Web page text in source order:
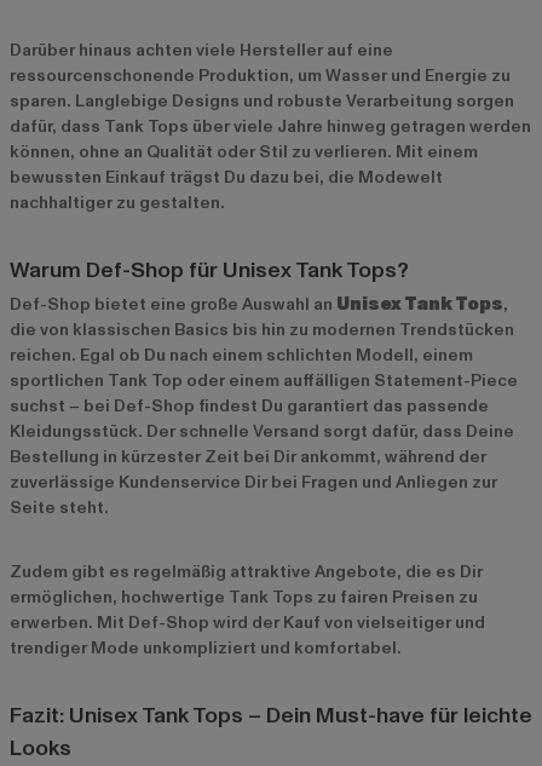
Darüber hinaus achten viele Hersteller auf eine
ressourcenschonende Produktion, um Wasser und Energie zu
sparen. Langlebige Designs und robuste Verarbeitung sorgen
dafür, dass Tank Tops über viele Jahre hinweg getragen werden
können, ohne an Qualität oder Stil zu verlieren. Mit einem
bewussten Einkauf trägst Du dazu bei, die Modewelt
nachhaltiger zu gestalten.
Warum Def-Shop für Unisex Tank Tops?
Def-Shop bietet eine große Auswahl an Unisex Tank Tops,
die von klassischen Basics bis hin zu modernen Trendstücken
reichen. Egal ob Du nach einem schlichten Modell, einem
sportlichen Tank Top oder einem auffälligen Statement-Piece
suchst – bei Def-Shop findest Du garantiert das passende
Kleidungsstück. Der schnelle Versand sorgt dafür, dass Deine
Bestellung in kürzester Zeit bei Dir ankommt, während der
zuverlässige Kundenservice Dir bei Fragen und Anliegen zur
Seite steht.
Zudem gibt es regelmäßig attraktive Angebote, die es Dir
ermöglichen, hochwertige Tank Tops zu fairen Preisen zu
erwerben. Mit Def-Shop wird der Kauf von vielseitiger und
trendiger Mode unkompliziert und komfortabel.
Fazit: Unisex Tank Tops – Dein Must-have für leichte
Looks